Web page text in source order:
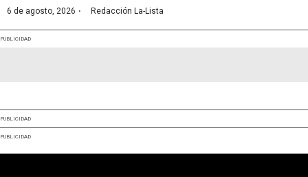
6 de agosto, 2026 · Redacción La-Lista
PUBLICIDAD
PUBLICIDAD
PUBLICIDAD